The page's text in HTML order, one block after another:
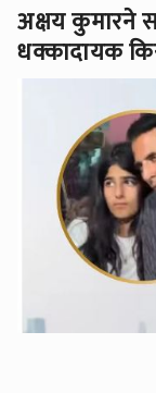
अक्षय कुमारने
धक्कादायक